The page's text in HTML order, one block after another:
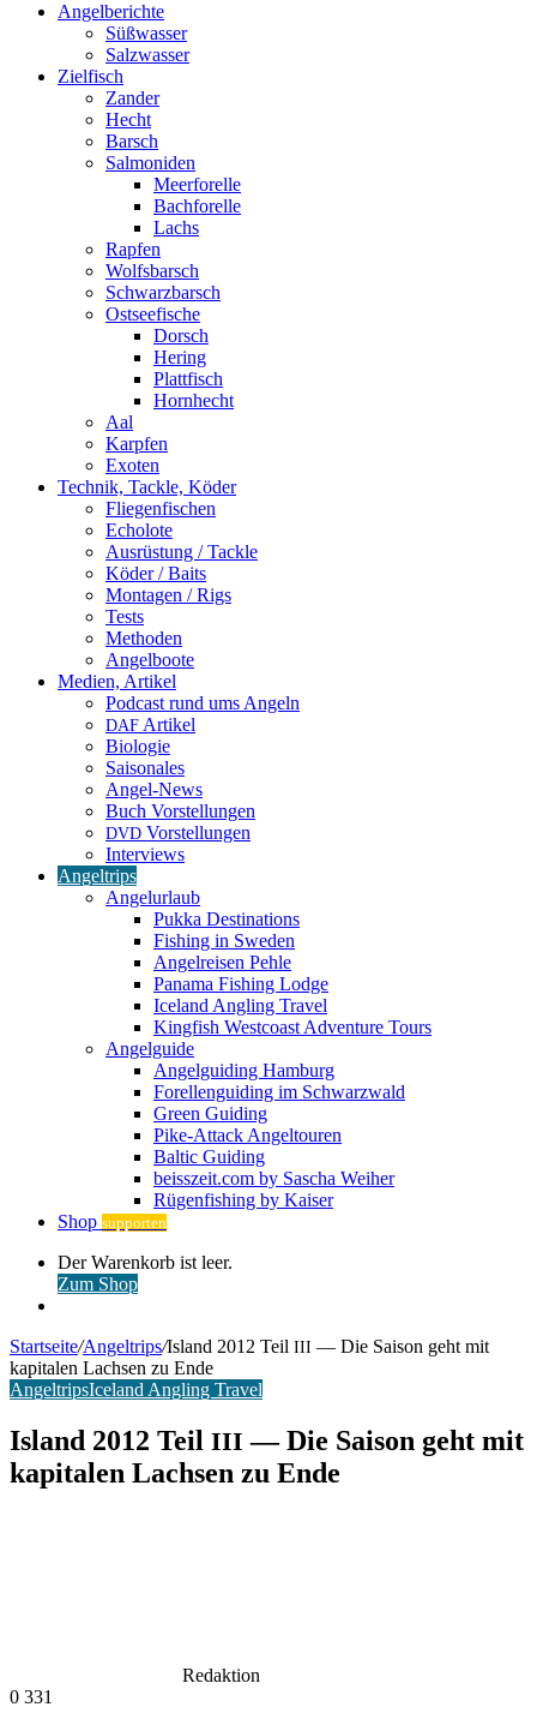
Angelberichte
Süßwasser
Salzwasser
Zielfisch
Zander
Hecht
Barsch
Salmoniden
Meerforelle
Bachforelle
Lachs
Rapfen
Wolfsbarsch
Schwarzbarsch
Ostseefische
Dorsch
Hering
Plattfisch
Hornhecht
Aal
Karpfen
Exoten
Technik, Tackle, Köder
Fliegenfischen
Echolote
Ausrüstung / Tackle
Köder / Baits
Montagen / Rigs
Tests
Methoden
Angelboote
Medien, Artikel
Podcast rund ums Angeln
DAF Artikel
Biologie
Saisonales
Angel-News
Buch Vorstellungen
DVD Vorstellungen
Interviews
Angeltrips
Angelurlaub
Pukka Destinations
Fishing in Sweden
Angelreisen Pehle
Panama Fishing Lodge
Iceland Angling Travel
Kingfish Westcoast Adventure Tours
Angelguide
Angelguiding Hamburg
Forellenguiding im Schwarzwald
Green Guiding
Pike-Attack Angeltouren
Baltic Guiding
beisszeit.com by Sascha Weiher
Rügenfishing by Kaiser
Shop supporten
Warenkorb
ansehen
Der Warenkorb ist leer.
Zum Shop
Startseite/Angeltrips/Island 2012 Teil III — Die Saison geht mit
kapitalen Lachsen zu Ende
AngeltripsIceland Angling Travel
Island 2012 Teil III — Die Saison geht mit
kapitalen Lachsen zu Ende
Redaktion
0 331